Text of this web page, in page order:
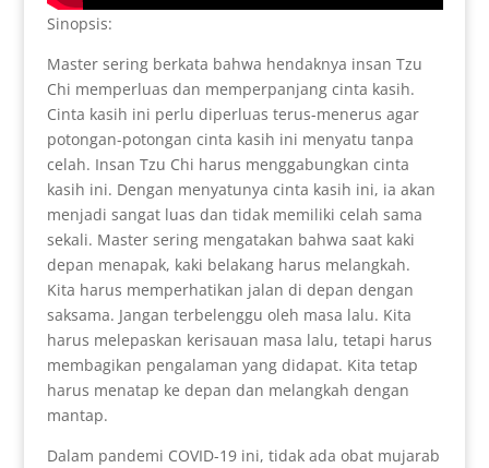
Sinopsis:
Master sering berkata bahwa hendaknya insan Tzu
Chi memperluas dan memperpanjang cinta kasih.
Cinta kasih ini perlu diperluas terus-menerus agar
potongan-potongan cinta kasih ini menyatu tanpa
celah. Insan Tzu Chi harus menggabungkan cinta
kasih ini. Dengan menyatunya cinta kasih ini, ia akan
menjadi sangat luas dan tidak memiliki celah sama
sekali. Master sering mengatakan bahwa saat kaki
depan menapak, kaki belakang harus melangkah.
Kita harus memperhatikan jalan di depan dengan
saksama. Jangan terbelenggu oleh masa lalu. Kita
harus melepaskan kerisauan masa lalu, tetapi harus
membagikan pengalaman yang didapat. Kita tetap
harus menatap ke depan dan melangkah dengan
mantap.
Dalam pandemi COVID-19 ini, tidak ada obat mujarab